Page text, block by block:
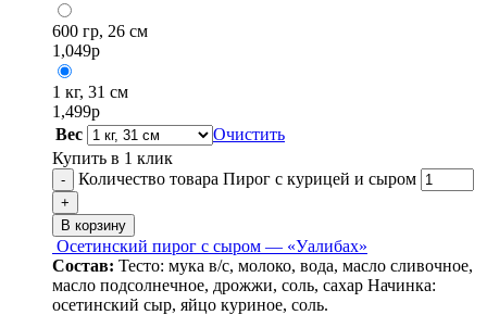
600 гр, 26 см
1,049р
1 кг, 31 см
1,499р
Вес
Очистить
Купить в 1 клик
- Количество товара Пирог с курицей и сыром
+
В корзину
Осетинский пирог с сыром — «Уалибах»
Состав: Тесто: мука в/с, молоко, вода, масло сливочное,
масло подсолнечное, дрожжи, соль, сахар Начинка:
осетинский сыр, яйцо куриное, соль.